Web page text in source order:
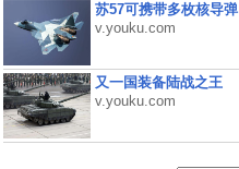
苏57可携带多枚核导弹
v.youku.com
又一国装备陆战之王
v.youku.com